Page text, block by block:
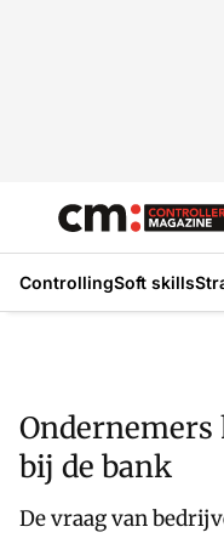
ControllingSoft skills
bij de bank
De vraag van